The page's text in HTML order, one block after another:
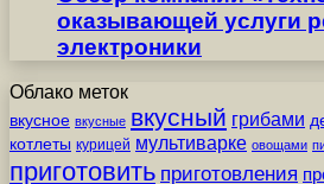
оказывающей услуги
электроники
Облако меток
вкусное вкусные вкусный грибами
котлеты курицей мультиварке овощами
приготовить приготовления